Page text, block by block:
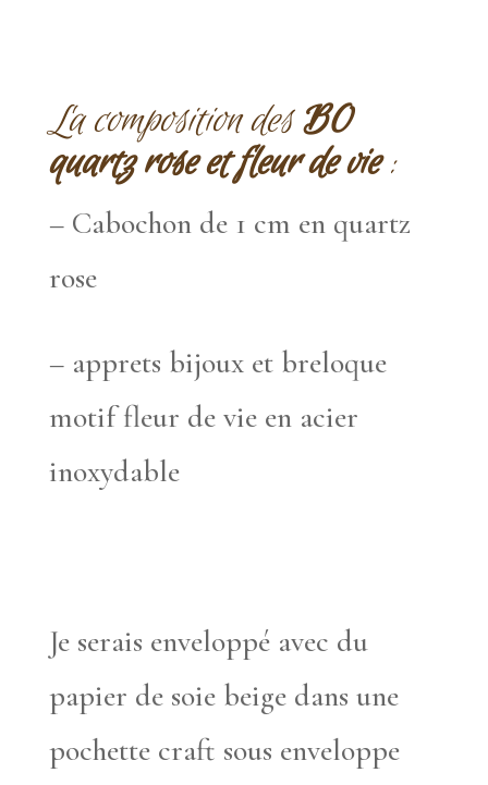
La composition desBO
quartz rose et fleur de vie:
– Cabochon de 1 cm en quartz
rose
– apprets bijoux et breloque
motif fleur de vie en acier
inoxydable
Je serais enveloppé avec du
papier de soie beige dans une
pochette craft sous enveloppe